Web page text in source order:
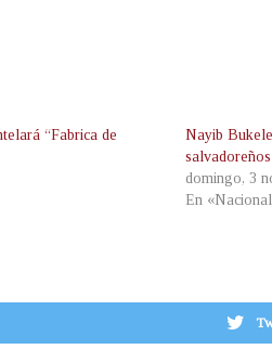
“Fabrica de
Nayib
domingo, 3
En